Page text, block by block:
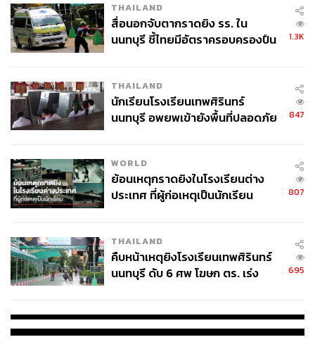
THAILAND
สื่อนอกจับตากราดยิง รร. ใน
นนทบุรี ชี้ไทยมีอัตราครอบครองปืน
1.3K
THAILAND
นักเรียนโรงเรียนเทพศิรินทร์
นนทบุรี อพยพเข้ายังพื้นที่ปลอดภัย
847
WORLD
ย้อนเหตุกราดยิงในโรงเรียนต่าง
ประเทศ ที่ผู้ก่อเหตุเป็นนักเรียน
807
THAILAND
คืบหน้าเหตุยิงโรงเรียนเทพศิรินทร์
นนทบุรี ดับ 6 ศพ โฆษก ตร. เร่ง
695